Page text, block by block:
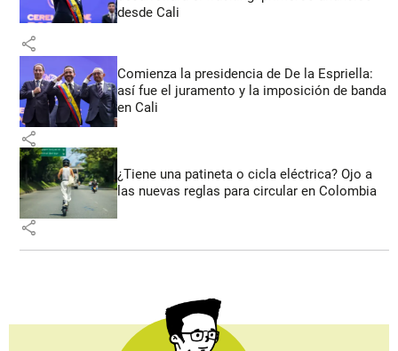
desde Cali
share
Comienza la presidencia de De la Espriella:
así fue el juramento y la imposición de banda
en Cali
share
¿Tiene una patineta o cicla eléctrica? Ojo a
las nuevas reglas para circular en Colombia
share